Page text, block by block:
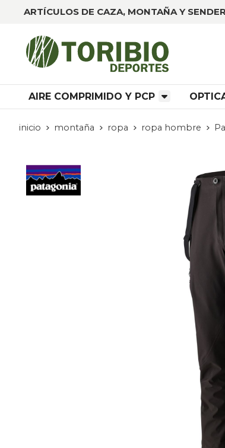
ARTÍCULOS DE CAZA, MONTAÑA Y
AIRE COMPRIMIDO Y PCP
inicio montaña ropa ropa hombre